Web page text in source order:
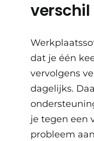
verschil
dat je één
vervolgens
dagelijks.
je tegen een
probleem